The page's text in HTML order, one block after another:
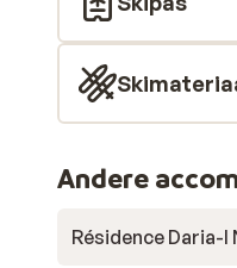
Andere
Résidence Daria-I